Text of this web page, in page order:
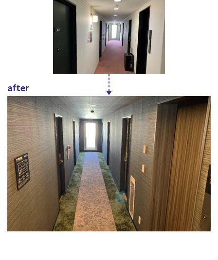
after